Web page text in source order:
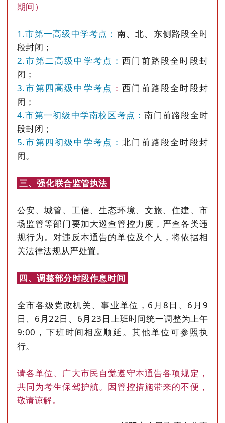
期间）
1.市第一高级中学考点： 南、北、东侧路段全时
段封闭；
2.市第二高级中学考点：西门前路段全时段封
闭；
3.市第四高级中学考点 ：西门前路段全时段封
闭；
4.市第一初级中学南校区考点：南门前路段全时
段封闭；
5.市第四初级中学考点：北门前路段全时段封
闭。
三、强化联合监管执法
公安、城管、工信、生态环境、文旅、住建、市
场监管等部门要加大巡查管控力度，严查各类违
规行为。对违反本通告的单位及个人，将依据相
关法律法规从严处置。
四、调整部分时段作息时间
全市各级党政机关、事业单位，6月8日、6月9
日、6月22日、6月23日上班时间统一调整为上午
9:00，下班时间相应顺延。其他单位可参照执
行。
请各单位、广大市民自觉遵守本通告各项规定，
共同为考生保驾护航。因管控措施带来的不便，
敬请谅解。